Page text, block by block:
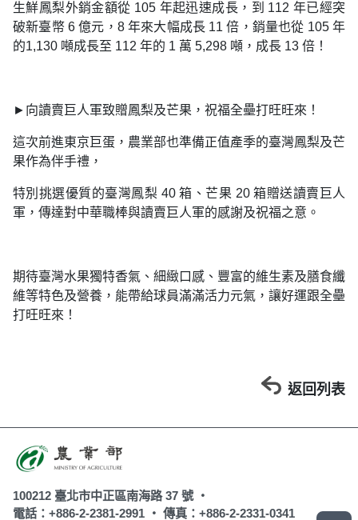
生鮮鳳梨外銷金額從 105 年起迅速成長，到 112 年已經突
破新臺幣 6 億元，8 年來大幅成長 11 倍，銷量也從 105 年
的1,130 噸成長至 112 年的 1 萬 5,298 噸，成長 13 倍！
►向讀賣巨人軍致贈鳳梨及芒果，祝福全壘打旺旺來！
這次前進東京巨蛋，農業部也準備正值產季的臺灣鳳梨及芒
果作為伴手禮，
特別挑選優質的臺灣鳳梨 40 箱、芒果 20 箱贈送讀賣巨人
軍，傳達對中華職棒與讀賣巨人軍的感謝及祝福之意。
期待臺灣水果獨特香氣、細緻口感、豐富的維生素及膳食纖
維等特色及營養，能帶給球員滿滿活力元氣，讓好運跟全壘
打旺旺來！
返回列表
100212 臺北市中正區南海路 37 號 ‧
電話：+886-2-2381-2991 ‧ 傳真：+886-2-2331-0341